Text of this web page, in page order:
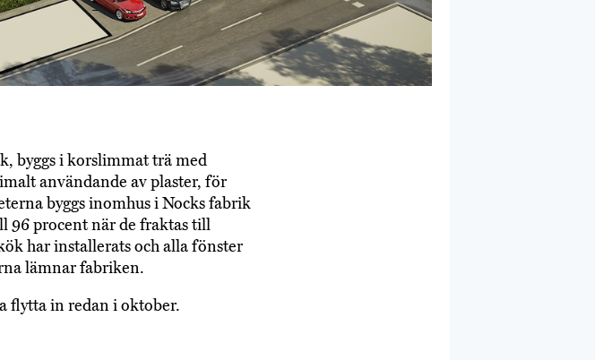
byggs i korslimmat trä med
användande av plaster, för
byggs inomhus i Nocks fabrik
96 procent när de fraktas till
har installerats och alla fönster
lämnar fabriken.
flytta in redan i oktober.